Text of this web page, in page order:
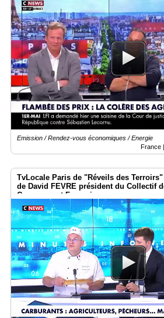
Emission / Rendez-vous économiques / Energie
France |
TvLocale Paris de "Réveils des
de David FEVRE président du Collectif
Commerçant Français